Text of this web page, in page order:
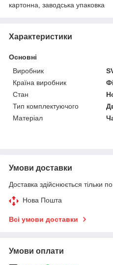
картонна, заводська упаковка
Характеристики
Основні
Виробник
Країна виробник
Стан
Тип комплектуючого
Матеріал
Умови доставки
Доставка здійснюється тільки
Нова Пошта
Всі умови доставки
Умови оплати